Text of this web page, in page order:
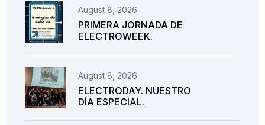
August 8, 2026
PRIMERA JORNADA DE
ELECTROWEEK.
August 8, 2026
ELECTRODAY. NUESTRO
DÍA ESPECIAL.